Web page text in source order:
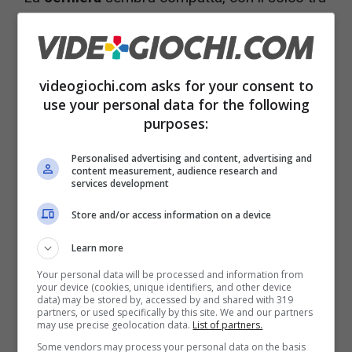
Sono dettagli da prendere con cautela:
parliamo di una “
immagine reale
verificata, e Samsung non ha confermato
Se il modello “Wide” erediterà l’impermeabilità
alla polvere (IP48) e i materiali rinforzati già
visti nel 2024, potremmo avere un pieghevole
più robusto e meno ansioso da usare fuori
casa. Sulla scheda tecnica, al momento, non ci
sono dati certi: chipset, batterie e fotocamere
restano nel campo delle ipotesi. Meglio non
videogiochi.com asks for your consent to
use your personal data for the following
purposes:
Personalised advertising and content, advertising and
content measurement, audience research and
services development
Store and/or access information on a device
Learn more
Your personal data will be processed and information from
your device (cookies, unique identifiers, and other device
data) may be stored by, accessed by and shared with 319
partners, or used specifically by this site. We and our partners
may use precise geolocation data. List of partners.
Some vendors may process your personal data on the basis